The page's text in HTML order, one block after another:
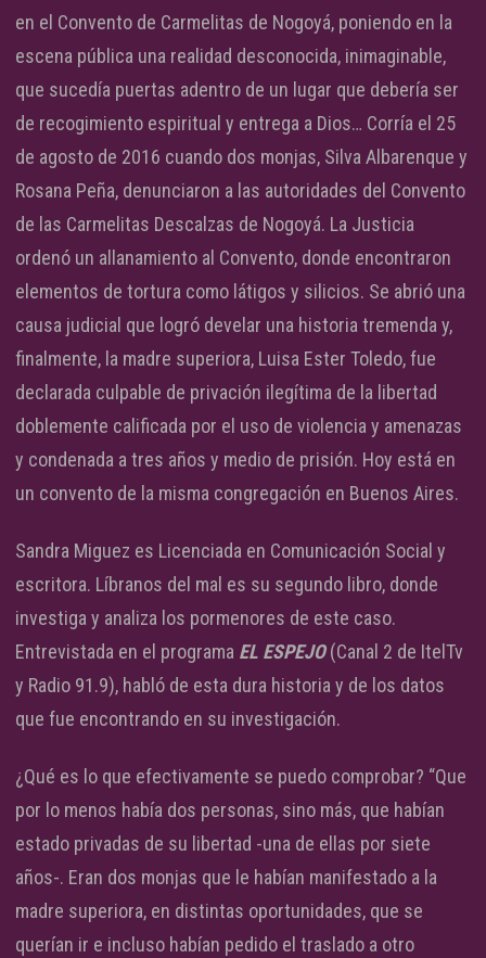
en el Convento de Carmelitas de Nogoyá, poniendo en la
escena pública una realidad desconocida, inimaginable,
que sucedía puertas adentro de un lugar que debería ser
de recogimiento espiritual y entrega a Dios… Corría el 25
de agosto de 2016 cuando dos monjas, Silva Albarenque y
Rosana Peña, denunciaron a las autoridades del Convento
de las Carmelitas Descalzas de Nogoyá. La Justicia
ordenó un allanamiento al Convento, donde encontraron
elementos de tortura como látigos y silicios. Se abrió una
causa judicial que logró develar una historia tremenda y,
finalmente, la madre superiora, Luisa Ester Toledo, fue
declarada culpable de privación ilegítima de la libertad
doblemente calificada por el uso de violencia y amenazas
y condenada a tres años y medio de prisión. Hoy está en
un convento de la misma congregación en Buenos Aires.
Sandra Miguez es Licenciada en Comunicación Social y
escritora. Líbranos del mal es su segundo libro, donde
investiga y analiza los pormenores de este caso.
Entrevistada en el programa EL ESPEJO(Canal 2 de ItelTv
y Radio 91.9), habló de esta dura historia y de los datos
que fue encontrando en su investigación.
¿Qué es lo que efectivamente se puedo comprobar? “Que
por lo menos había dos personas, sino más, que habían
estado privadas de su libertad -una de ellas por siete
años-. Eran dos monjas que le habían manifestado a la
madre superiora, en distintas oportunidades, que se
querían ir e incluso habían pedido el traslado a otro